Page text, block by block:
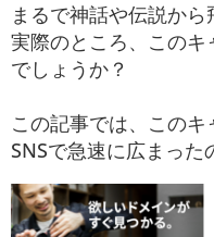
まるで神話や伝説から
実際のところ、この
でしょうか？
この記事では、この
SNSで急速に広まった